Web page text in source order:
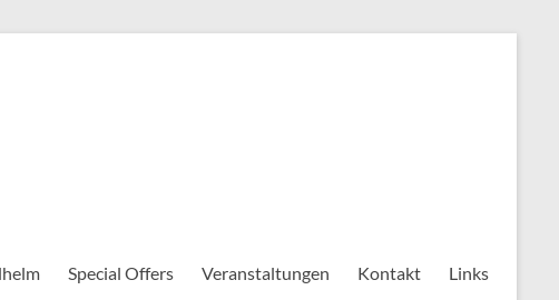
Special Offers Veranstaltungen Kontakt Links